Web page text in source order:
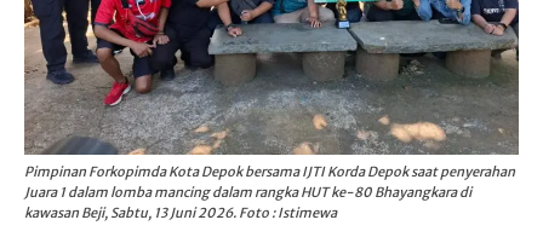
Pimpinan Forkopimda Kota Depok bersama IJTI Korda Depok saat penyerahan
Juara 1 dalam lomba mancing dalam rangka HUT ke-80 Bhayangkara di
kawasan Beji, Sabtu, 13 Juni 2026. Foto : Istimewa